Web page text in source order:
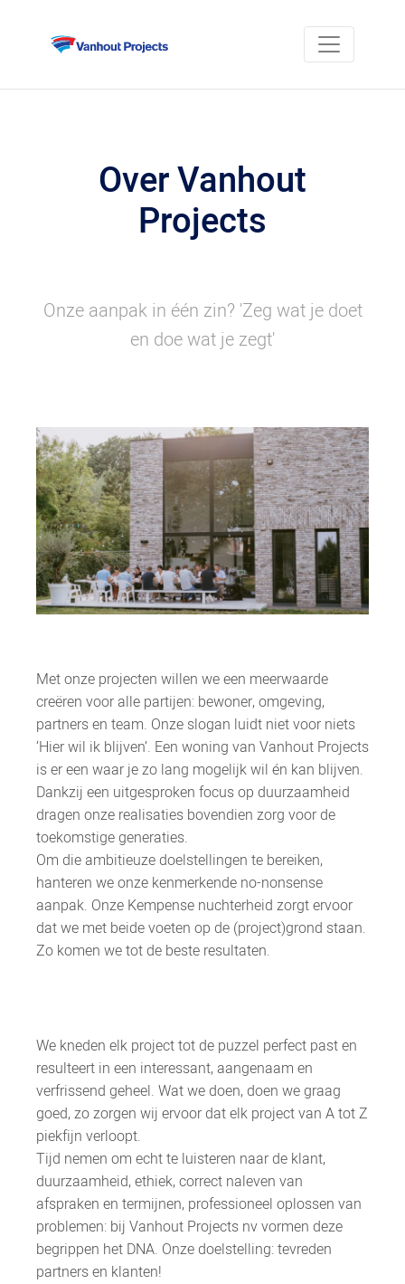
Over Vanhout
Projects
Onze aanpak in één zin? 'Zeg wat je doet
en doe wat je zegt'
Met onze projecten willen we een meerwaarde
creëren voor alle partijen: bewoner, omgeving,
partners en team. Onze slogan luidt niet voor niets
‘Hier wil ik blijven’. Een woning van Vanhout Projects
is er een waar je zo lang mogelijk wil én kan blijven.
Dankzij een uitgesproken focus op duurzaamheid
dragen onze realisaties bovendien zorg voor de
toekomstige generaties.
Om die ambitieuze doelstellingen te bereiken,
hanteren we onze kenmerkende no-nonsense
aanpak. Onze Kempense nuchterheid zorgt ervoor
dat we met beide voeten op de (project)grond staan.
Zo komen we tot de beste resultaten.
We kneden elk project tot de puzzel perfect past en
resulteert in een interessant, aangenaam en
verfrissend geheel. Wat we doen, doen we graag
goed, zo zorgen wij ervoor dat elk project van A tot Z
piekfijn verloopt.
Tijd nemen om echt te luisteren naar de klant,
duurzaamheid, ethiek, correct naleven van
afspraken en termijnen, professioneel oplossen van
problemen: bij Vanhout Projects nv vormen deze
begrippen het DNA. Onze doelstelling: tevreden
partners en klanten!